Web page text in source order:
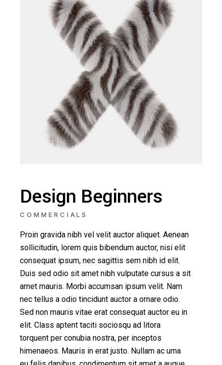
Design Beginners
COMMERCIALS
Proin gravida nibh vel velit auctor aliquet. Aenean
sollicitudin, lorem quis bibendum auctor, nisi elit
consequat ipsum, nec sagittis sem nibh id elit.
Duis sed odio sit amet nibh vulputate cursus a sit
amet mauris. Morbi accumsan ipsum velit. Nam
nec tellus a odio tincidunt auctor a ornare odio.
Sed non mauris vitae erat consequat auctor eu in
elit. Class aptent taciti sociosqu ad litora
torquent per conubia nostra, per inceptos
himenaeos. Mauris in erat justo. Nullam ac urna